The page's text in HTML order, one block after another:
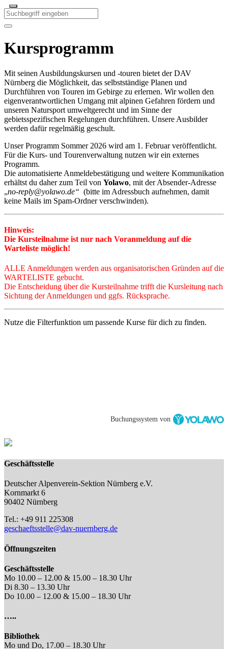
Kursprogramm
Mit seinen Ausbildungskursen und -touren bietet der DAV
Nürnberg die Möglichkeit, das selbstständige Planen und
Durchführen von Touren im Gebirge zu erlernen. Wir wollen den
eigenverantwortlichen Umgang mit alpinen Gefahren fördern und
unseren Natursport umweltgerecht und im Sinne der
gebietsspezifischen Regelungen durchführen. Unsere Ausbilder
werden dafür regelmäßig geschult.
Unser Programm Sommer 2026 wird am 1. Februar veröffentlicht.
Für die Kurs- und Tourenverwaltung nutzen wir ein externes
Programm.
Die automatisierte Anmeldebestätigung und weitere Kommunikation
erhältst du daher zum Teil von Yolawo, mit der Absender-Adresse
„no-reply@yolawo.de“ (bitte im Adressbuch aufnehmen, damit
keine Mails im Spam-Ordner verschwinden).
Hinweis:
Die Kursteilnahme ist nur nach Voranmeldung auf die
Warteliste möglich!
ALLE Anmeldungen werden aus organisatorischen Gründen auf die
WARTELISTE gebucht.
Die Entscheidung über die Kursteilnahme trifft die Kursleitung nach
Sichtung der Anmeldungen und ggfs. Rücksprache.
Nutze die Filterfunktion um passende Kurse für dich zu finden.
Buchungssystem von
Geschäftsstelle
Deutscher Alpenverein-Sektion Nürnberg e.V.
Kornmarkt 6
90402 Nürnberg
Tel.: +49 911 225308
geschaeftsstelle@dav-nuernberg.de
Öffnungszeiten
Geschäftsstelle
Mo 10.00 – 12.00 & 15.00 – 18.30 Uhr
Di 8.30 – 13.30 Uhr
Do 10.00 – 12.00 & 15.00 – 18.30 Uhr
…..
Bibliothek
Mo und Do, 17.00 – 18.30 Uhr